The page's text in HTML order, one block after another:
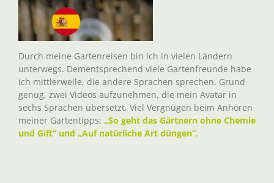
Durch meine Gartenreisen bin ich in vielen Ländern
unterwegs. Dementsprechend viele Gartenfreunde habe
ich mittlerweile, die andere Sprachen sprechen. Grund
genug, zwei Videos aufzunehmen, die mein Avatar in
sechs Sprachen übersetzt. Viel Vergnügen beim Anhören
meiner Gartentipps: „So geht das Gärtnern ohne Chemie
und Gift“ und „Auf natürliche Art düngen“.